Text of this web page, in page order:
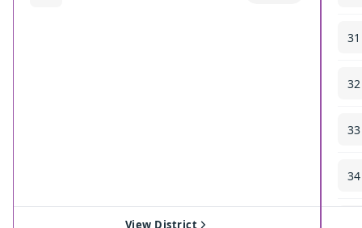
View District
31
32
33
34